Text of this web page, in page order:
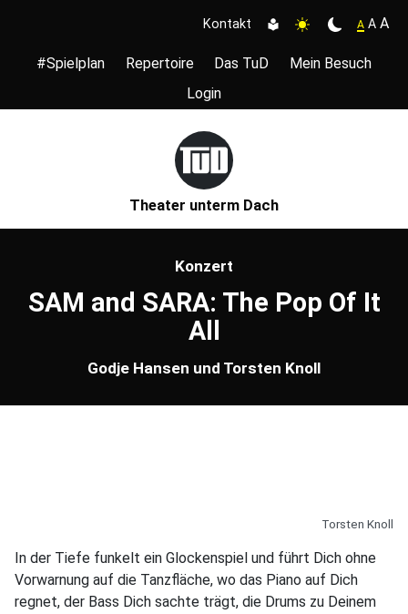
Kontakt A A A
#Spielplan Repertoire Das TuD
Mein Besuch
Login
Theater unterm Dach
Konzert
SAM and SARA: The Pop Of It
All
Godje Hansen und Torsten Knoll
Torsten Knoll
In der Tiefe funkelt ein Glockenspiel und führt Dich ohne
Vorwarnung auf die Tanzfläche, wo das Piano auf Dich
regnet, der Bass Dich sachte trägt, die Drums zu Deinem